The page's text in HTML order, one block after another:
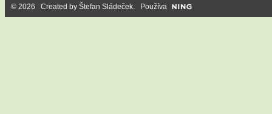
© 2026 Created by Štefan Sládeček. Používa